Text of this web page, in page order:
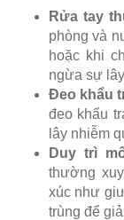
Rửa tay
phòng và
hoặc khi
ngừa sự
Đeo khẩu
đeo khẩu
lây nhiễm
Duy trì
thường
xúc như
trùng để